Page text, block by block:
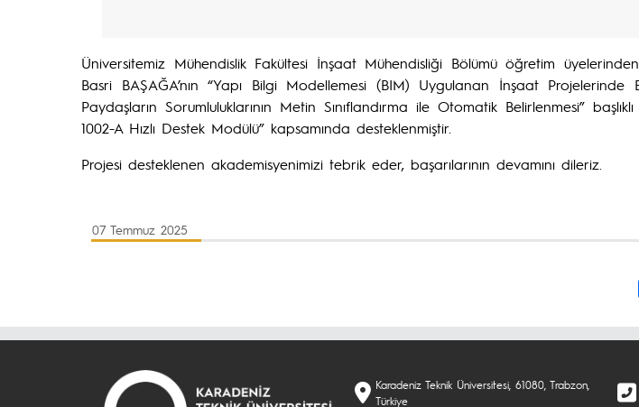
Üniversitemiz Mühendislik Fakültesi İnşaat Mühendisliği Bölümü öğretim
Basri BAŞAĞA’nın “Yapı Bilgi Modellemesi (BIM) Uygulanan İnşaat Projelerinde
Paydaşların Sorumluluklarının Metin Sınıflandırma ile Otomatik Belirlenmesi”
1002-A Hızlı Destek Modülü” kapsamında desteklenmiştir.
Projesi desteklenen akademisyenimizi tebrik eder, başarılarının devamını dileriz.
07 Temmuz 2025
Karadeniz Teknik Üniversitesi, 61080, Trabzon,
Türkiye